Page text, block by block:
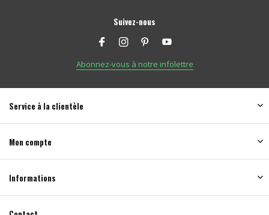
Suivez-nous
Abonnez-vous à notre infolettre
Service à la clientèle
Mon compte
Informations